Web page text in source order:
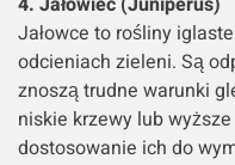
Jałowce to rośliny
odcieniach zieleni. Są
znoszą trudne warunki
niskie krzewy lub
dostosowanie ich do